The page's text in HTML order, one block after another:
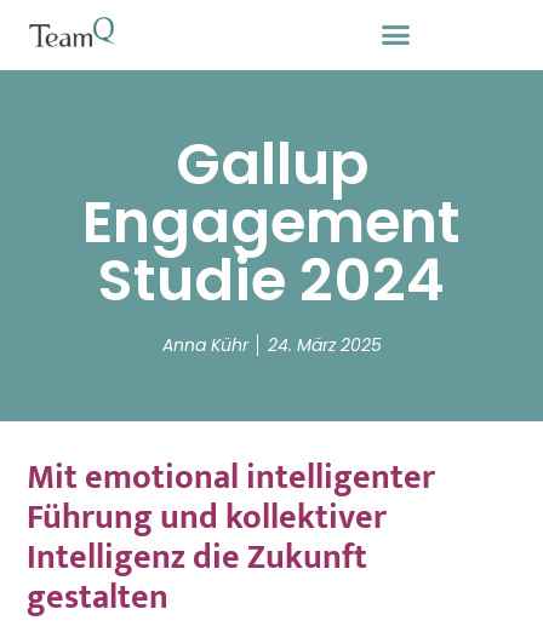
Gallup
Engagement
Studie 2024
Anna Kühr 24. März 2025
Mit emotional intelligenter
Führung und kollektiver
Intelligenz die Zukunft
gestalten